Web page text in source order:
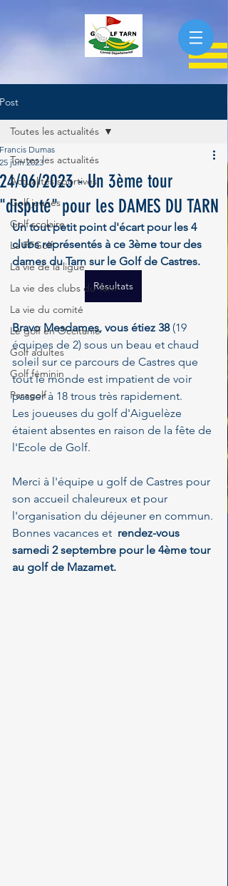
Post
Toutes les actualités
Actualités sportives
Golf jeunes
Golf scolaire
La FFGolf
La vie de la ligue
La vie des clubs du Tarn
La vie du comité
Le golf en Occitanie
Golf adultes
Golf féminin
Paragolf
Toutes les actualités
24/06/2023 - Un 3ème tour
"disputé" pour les DAMES DU TARN
Francis Dumas
25 juin 2023
Un tout petit point d'écart pour les 4
clubs représentés à ce 3ème tour des
dames du Tarn sur le Golf de Castres.
Résultats
Bravo Mesdames, vous étiez 38 (19
équipes de 2) sous un beau et chaud
soleil sur ce parcours de Castres que
tout le monde est impatient de voir
passer à 18 trous très rapidement.
Les joueuses du golf d'Aiguelèze
étaient absentes en raison de la fête de
l'Ecole de Golf.
Merci à l'équipe u golf de Castres pour
son accueil chaleureux et pour
l'organisation du déjeuner en commun.
Bonnes vacances et rendez-vous
samedi 2 septembre pour le 4ème tour
au golf de Mazamet.